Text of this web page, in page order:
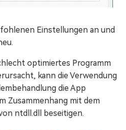
Einstellungen an und
optimiertes Programm
kann die Verwendung
die App
Zusammenhang mit dem
ntdll.dll beseitigen.